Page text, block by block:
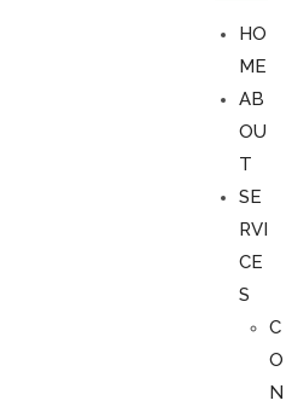
HO
ME
AB
OU
T
SE
RVI
CE
S
C
O
N